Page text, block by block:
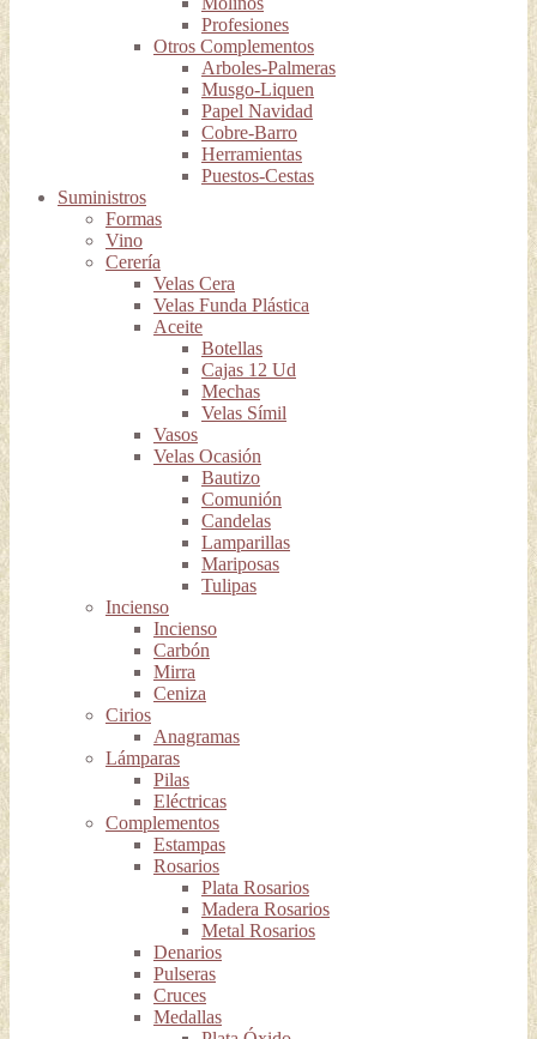
Profesiones
Otros Complementos
Arboles-Palmeras
Musgo-Liquen
Papel Navidad
Cobre-Barro
Herramientas
Puestos-Cestas
Suministros
Formas
Vino
Cerería
Velas Cera
Velas Funda Plástica
Aceite
Botellas
Cajas 12 Ud
Mechas
Velas Símil
Vasos
Velas Ocasión
Bautizo
Comunión
Candelas
Lamparillas
Mariposas
Tulipas
Incienso
Incienso
Carbón
Mirra
Ceniza
Cirios
Anagramas
Lámparas
Pilas
Eléctricas
Complementos
Estampas
Rosarios
Plata Rosarios
Madera Rosarios
Metal Rosarios
Denarios
Pulseras
Cruces
Medallas